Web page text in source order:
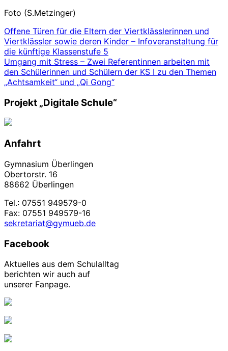
Foto (S.Metzinger)
Beitrags-
Navigation
Offene Türen für die Eltern der Viertklässlerinnen und
Viertklässler sowie deren Kinder – Infoveranstaltung für
die künftige Klassenstufe 5
Umgang mit Stress – Zwei Referentinnen arbeiten mit
den Schülerinnen und Schülern der KS I zu den Themen
„Achtsamkeit“ und „Qi Gong“
Projekt „Digitale Schule“
Anfahrt
Gymnasium Überlingen
Obertorstr. 16
88662 Überlingen
Tel.: 07551 949579-0
Fax: 07551 949579-16
sekretariat@gymueb.de
Facebook
Aktuelles aus dem Schulalltag
berichten wir auch auf
unserer Fanpage.